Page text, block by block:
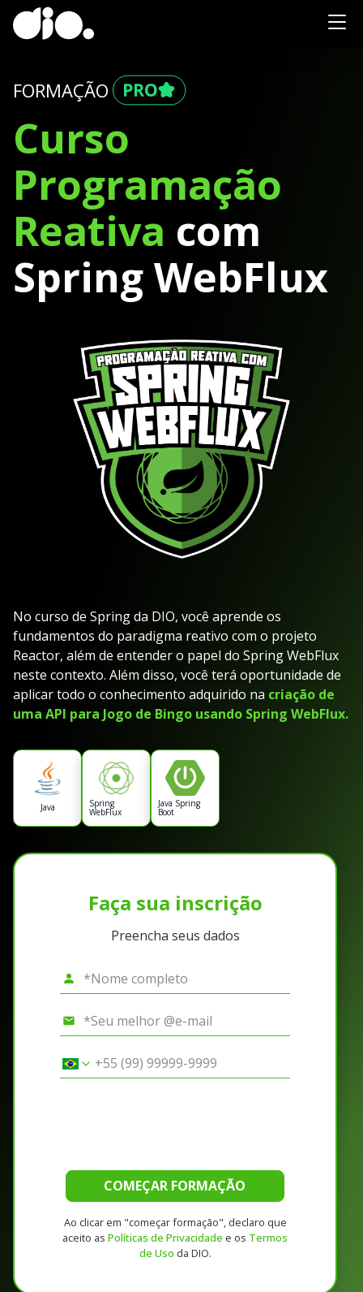
FORMAÇÃO
Curso
Programação
Reativa com
Spring WebFlux
No curso de Spring da DIO, você aprende os
fundamentos do paradigma reativo com o projeto
Reactor, além de entender o papel do Spring WebFlux
neste contexto. Além disso, você terá oportunidade de
aplicar todo o conhecimento adquirido na criação de
uma API para Jogo de Bingo usando Spring WebFlux.
Java Spring
WebFlux
Java Spring
Boot
Faça sua inscrição
Preencha seus dados
COMEÇAR FORMAÇÃO
Ao clicar em "começar formação", declaro que
aceito as Políticas de Privacidade e os Termos
de Uso da DIO.